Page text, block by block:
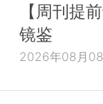
【周刊提
镜鉴
2026年08月